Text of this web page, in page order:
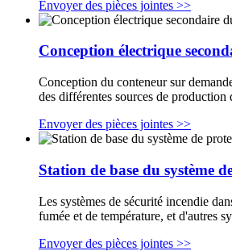
Envoyer des pièces jointes >>
Conception électrique
Conception du conteneur sur
des différentes sources de production
Envoyer des pièces jointes >>
Station de base du système
Les systèmes de sécurité incendie
fumée et de température, et d'autres
Envoyer des pièces jointes >>